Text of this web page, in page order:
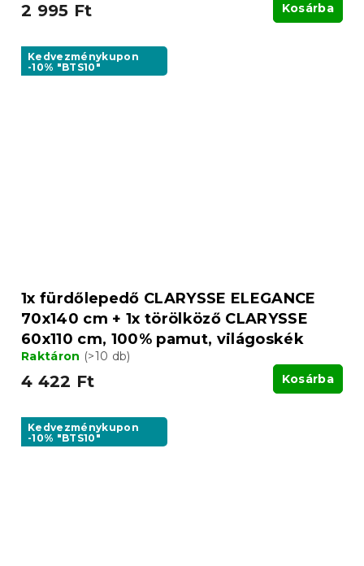
2 995 Ft Kosárba
Kedvezménykupon
-10% "BTS10"
1x fürdőlepedő CLARYSSE ELEGANCE
70x140 cm + 1x törölköző CLARYSSE
60x110 cm, 100% pamut, világoskék
Raktáron (>10 db)
4 422 Ft Kosárba
Kedvezménykupon
-10% "BTS10"